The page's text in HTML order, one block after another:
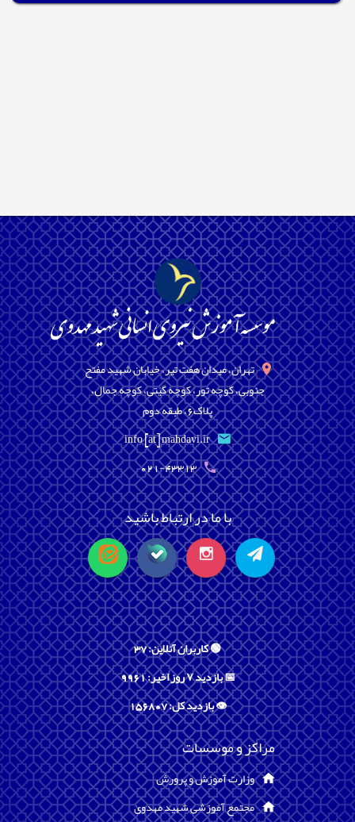
تهران، میدان هفت تیر، خیابان شهید مفتح
جنوبی، کوچه تور، کوچه گیتی، کوچه جمال،
پلاک6، طبقه دوم
info [at] mahdavi.ir
021-43313
با ما در ارتباط باشید
🟢 کاربران آنلاین: 37
📅 بازدید ۷ روز اخیر: 9961
👁️ بازدید کل: 156807
مراکز و موسسات
وزارت آموزش و پرورش
مجتمع آموزشی شهید مهدوی